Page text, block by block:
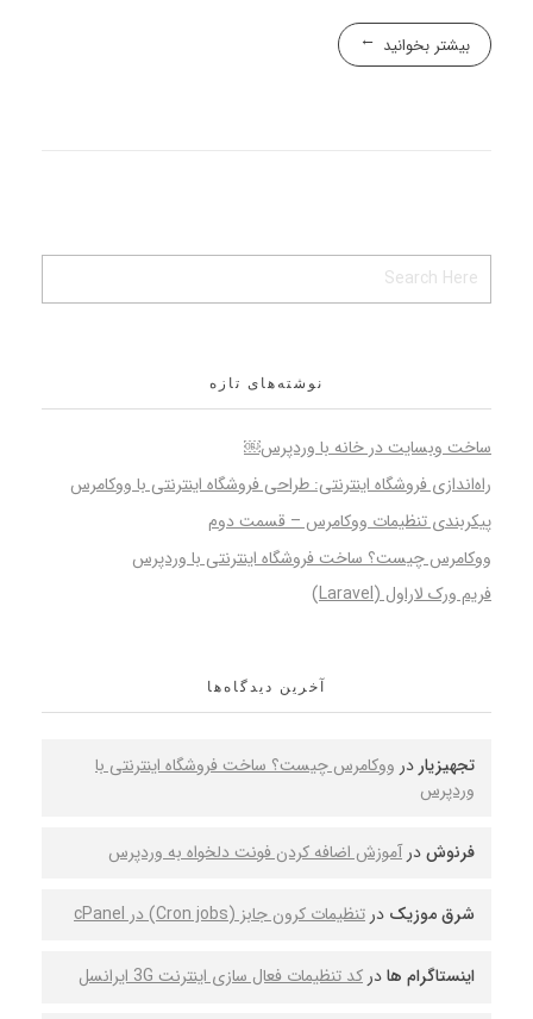
بیشتر بخوانید
نوشته‌های تازه
ساخت وبسایت در خانه با وردپرس￼
راه‌اندازی فروشگاه اینترنتی: طراحی فروشگاه اینترنتی با ووکامرس
پیکربندی تنظیمات ووکامرس – قسمت دوم
ووکامرس چیست؟ ساخت فروشگاه اینترنتی با وردپرس
فریم ورک لاراول (Laravel)
آخرین دیدگاه‌ها
تجهیزیار در ووکامرس چیست؟ ساخت فروشگاه اینترنتی با
وردپرس
فرنوشدرآموزش اضافه کردن فونت دلخواه به وردپرس
شرق موزیک در تنظیمات کرون جابز (Cron jobs) در cPanel
اینستاگرام هادر کد تنظیمات فعال سازی اینترنت 3G ایرانسل